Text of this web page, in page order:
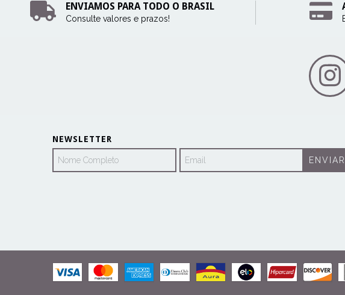
ENVIAMOS PARA TODO O BRASIL
Consulte valores e prazos!
NEWSLETTER